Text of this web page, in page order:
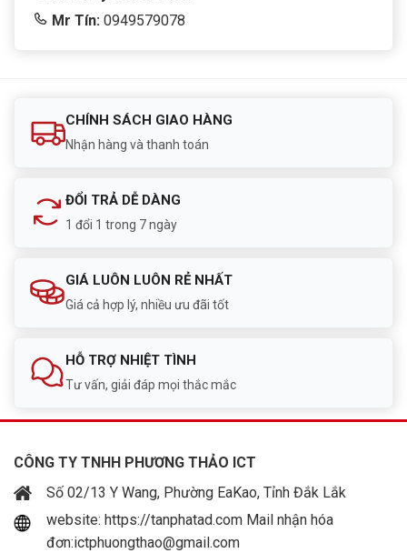
Mr Tín: 0949579078
CHÍNH SÁCH GIAO HÀNG
Nhận hàng và thanh toán
ĐỔI TRẢ DỄ DÀNG
1 đổi 1 trong 7 ngày
GIÁ LUÔN LUÔN RẺ NHẤT
Giá cả hợp lý, nhiều ưu đãi tốt
HỖ TRỢ NHIỆT TÌNH
Tư vấn, giải đáp mọi thắc mắc
CÔNG TY TNHH PHƯƠNG THẢO ICT
Số 02/13 Y Wang, Phường EaKao, Tỉnh Đắk Lắk
website: https://tanphatad.com Mail nhận hóa
đơn:ictphuongthao@gmail.com